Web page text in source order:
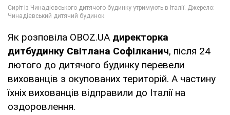
Як розповіла OBOZ.UA директорка
дитбудинку Світлана Софілканич, після 24
лютого до дитячого будинку перевели
вихованців з окупованих територій. А частину
їхніх вихованців відправили до Італії на
оздоровлення.